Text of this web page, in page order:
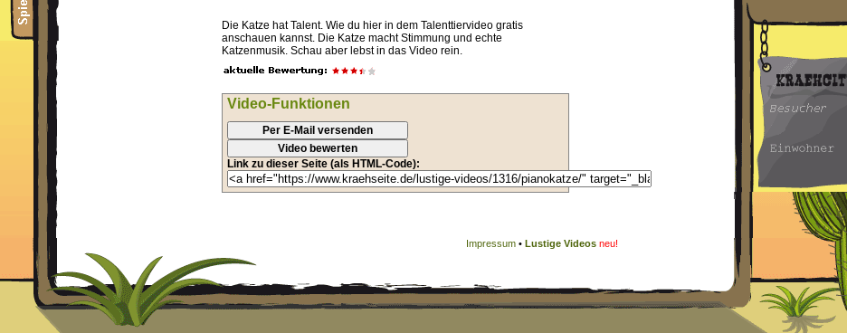
Die Katze hat Talent. Wie du hier in dem Talenttiervideo gratis
anschauen kannst. Die Katze macht Stimmung und echte
Katzenmusik. Schau aber lebst in das Video rein.
Video-Funktionen
Per E-Mail versenden
Video bewerten
Link zu dieser Seite (als HTML-Code):
Impressum• Lustige Videos neu!